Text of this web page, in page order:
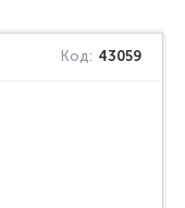
Код: 43059